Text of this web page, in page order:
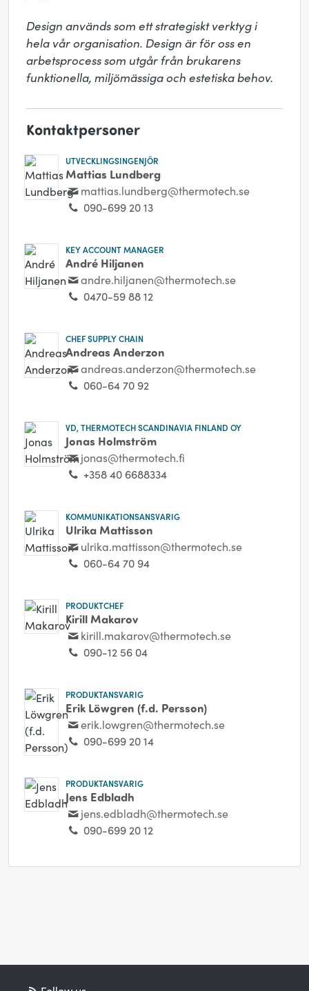
Design används som ett strategiskt verktyg i
hela vår organisation. Design är för oss en
arbetsprocess som utgår från brukarens
funktionella, miljömässiga och estetiska behov.
Kontaktpersoner
UTVECKLINGSINGENJÖR
Mattias Lundberg
mattias.lundberg@thermotech.se
090-699 20 13
KEY ACCOUNT MANAGER
André Hiljanen
andre.hiljanen@thermotech.se
0470-59 88 12
CHEF SUPPLY CHAIN
Andreas Anderzon
andreas.anderzon@thermotech.se
060-64 70 92
VD, THERMOTECH SCANDINAVIA FINLAND OY
Jonas Holmström
jonas@thermotech.fi
+358 40 6688334
KOMMUNIKATIONSANSVARIG
Ulrika Mattisson
ulrika.mattisson@thermotech.se
060-64 70 94
PRODUKTCHEF
Kirill Makarov
kirill.makarov@thermotech.se
090-12 56 04
PRODUKTANSVARIG
Erik Löwgren (f.d. Persson)
erik.lowgren@thermotech.se
090-699 20 14
PRODUKTANSVARIG
Jens Edbladh
jens.edbladh@thermotech.se
090-699 20 12